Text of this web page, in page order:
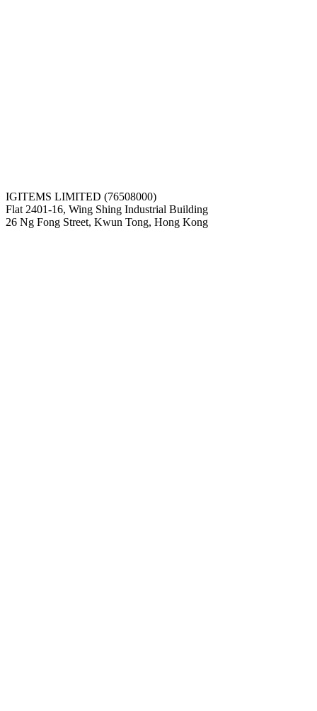
IGITEMS LIMITED (76508000)
Flat 2401-16, Wing Shing Industrial Building
26 Ng Fong Street, Kwun Tong, Hong Kong